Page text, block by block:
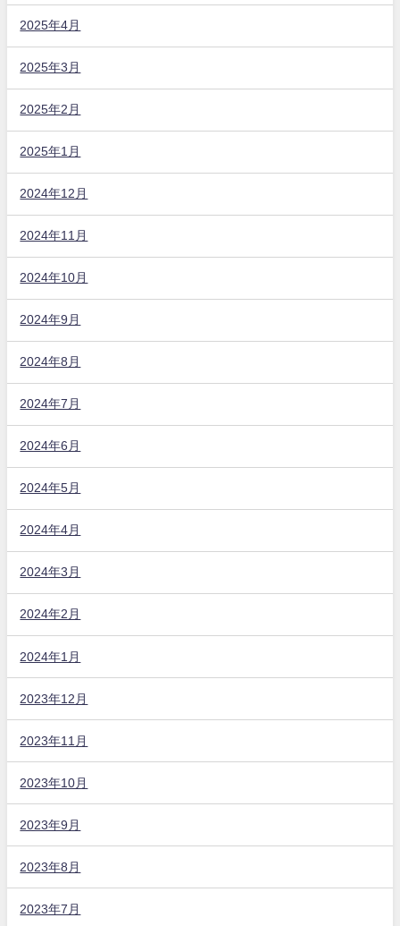
2025年4月
2025年3月
2025年2月
2025年1月
2024年12月
2024年11月
2024年10月
2024年9月
2024年8月
2024年7月
2024年6月
2024年5月
2024年4月
2024年3月
2024年2月
2024年1月
2023年12月
2023年11月
2023年10月
2023年9月
2023年8月
2023年7月